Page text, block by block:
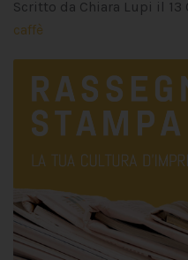
Scritto da Chiara Lupi il 13
caffè